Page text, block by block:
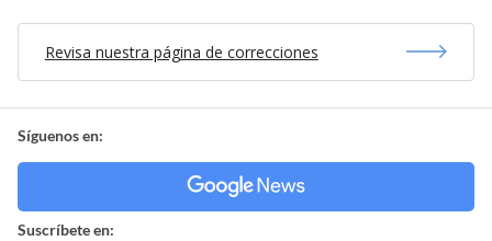
Revisa nuestra página de correcciones
Síguenos en:
Suscríbete en: